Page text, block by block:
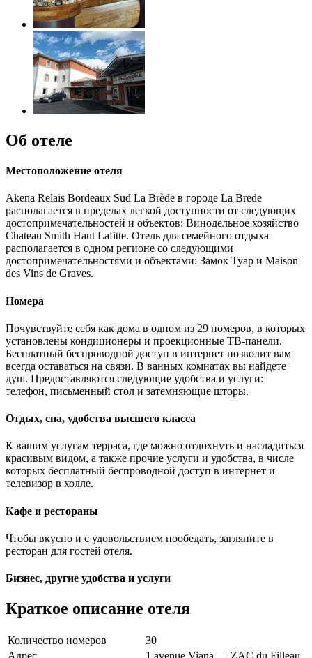
Об отеле
Местоположение отеля
Akena Relais Bordeaux Sud La Brède в городе La Brede
располагается в пределах легкой доступности от следующих
достопримечательностей и объектов: Винодельное хозяйство
Chateau Smith Haut Lafitte. Отель для семейного отдыха
располагается в одном регионе со следующими
достопримечательностями и объектами: Замок Туар и Maison
des Vins de Graves.
Номера
Почувствуйте себя как дома в одном из 29 номеров, в которых
установлены кондиционеры и проекционные ТВ-панели.
Бесплатный беспроводной доступ в интернет позволит вам
всегда оставаться на связи. В ванных комнатах вы найдете
душ. Предоставляются следующие удобства и услуги:
телефон, письменный стол и затемняющие шторы.
Отдых, спа, удобства высшего класса
К вашим услугам терраса, где можно отдохнуть и насладиться
красивым видом, а также прочие услуги и удобства, в числе
которых бесплатный беспроводной доступ в интернет и
телевизор в холле.
Кафе и рестораны
Чтобы вкусно и с удовольствием пообедать, загляните в
ресторан для гостей отеля.
Бизнес, другие удобства и услуги
Краткое описание отеля
Количество номеров
30